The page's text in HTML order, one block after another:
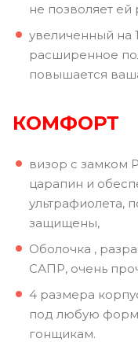
не позволяет ей
увеличенный на
расширенное
повышается
КОМФОРТ
визор с замком
царапин и
ультрафиолета,
защищены,
Оболочка ,
САПР, очень
4 размера
под любую
гонщикам.